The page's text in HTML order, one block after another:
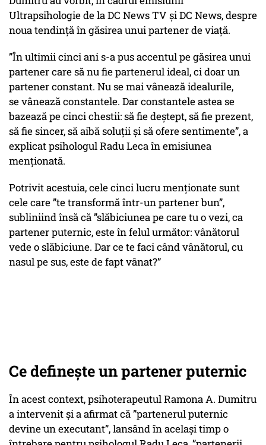
Ultrapsihologiede la DC News TV și DC News, despre
noua tendință în găsirea unui partener de viață.
”În ultimii cinci ani s-a pus accentul pe găsirea unui
partener care să nu fie partenerul ideal, ci doar un
partener constant. Nu se maivâneazăidealurile,
sevâneazăconstantele. Dar constantele astea se
bazează pe cinci chestii: să fie deștept, să fie prezent,
să fie sincer, să aibă soluții și să ofere sentimente”, a
explicat psihologul Radu Leca în emisiunea
menționată.
Potrivit acestuia, cele cinci lucru menționate sunt
cele care ”te transformă într-un partener bun”,
subliniind însă că ”slăbiciunea pe care tu o vezi, ca
partener puternic, este în felul următor: vânătorul
vede o slăbiciune. Dar ce te faci când vânătorul, cu
nasul pe sus, este de fapt vânat?”
Ce definește un partener puternic
În acest context, psihoterapeutul Ramona A. Dumitru
a intervenit și a afirmat că ”partenerul puternic
devine un executant”, lansând în același timp o